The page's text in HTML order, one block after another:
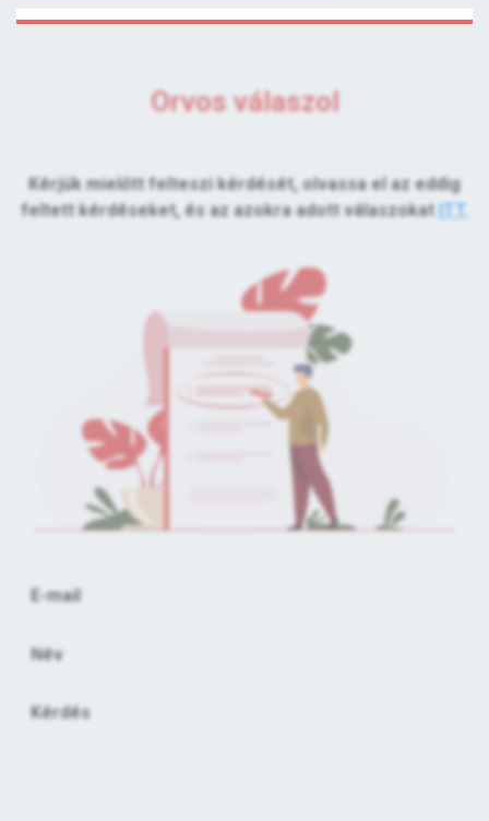
Orvos válaszol
Kérjük mielőtt felteszi kérdését, olvassa el az eddig
feltett kérdéseket, és az azokra adott válaszokat ITT.